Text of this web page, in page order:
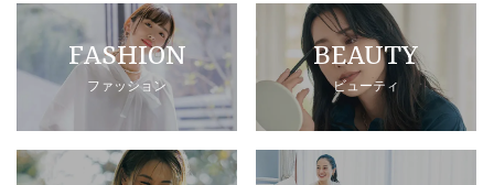
FASHION
ファッション
BEAUTY
ビューティ